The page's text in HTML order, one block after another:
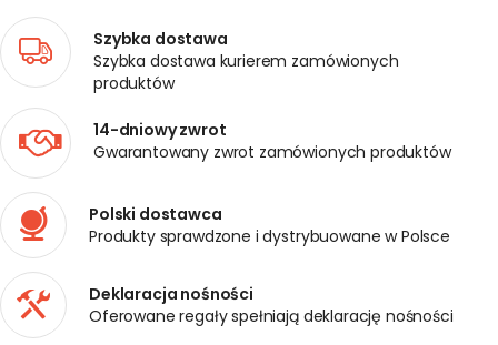
Szybka dostawa
Szybka dostawa kurierem zamówionych
produktów
14-dniowy zwrot
Gwarantowany zwrot zamówionych produktów
Polski dostawca
Produkty sprawdzone i dystrybuowane w Polsce
Deklaracja nośności
Oferowane regały spełniają deklarację nośności